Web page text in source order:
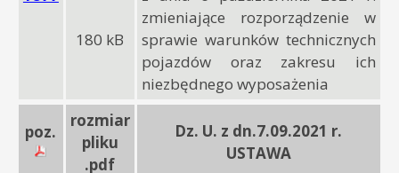
180 kB
zmieniające rozporządzenie w
sprawie warunków technicznych
pojazdów oraz zakresu ich
niezbędnego wyposażenia
poz.
rozmiar
pliku
.pdf
Dz. U. z dn.7.09.2021 r.
USTAWA